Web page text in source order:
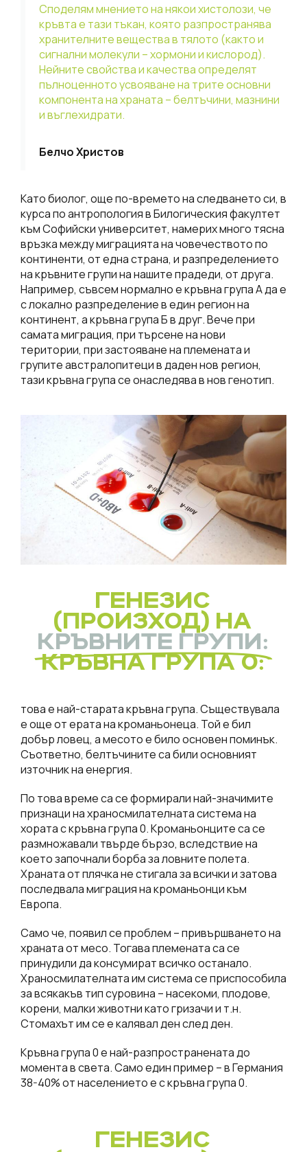
Споделям мнението на някои хистолози, че
кръвта е тази тъкан, която разпространява
хранителните вещества в тялото (както и
сигнални молекули – хормони и кислород).
Нейните свойства и качества определят
пълноценното усвояване на трите основни
компонента на храната – белтъчини, мазнини
и въглехидрати.
Белчо Христов
Като биолог, още по-времето на следването си, в
курса по антропология в Билогическия факултет
към Софийски университет, намерих много тясна
връзка между миграцията на човечеството по
континенти, от една страна, и разпределението
на кръвните групи на нашите прадеди, от друга.
Например, съвсем нормално е кръвна група А да е
с локално разпределение в един регион на
континент, а кръвна група Б в друг. Вече при
самата миграция, при търсене на нови
територии, при застояване на племената и
групите австралопитеци в даден нов регион,
тази кръвна група се онаследява в нов генотип.
ГЕНЕЗИС
(ПРОИЗХОД) НА
КРЪВНИТЕ ГРУПИ:
КРЪВНА ГРУПА 0:
това е най-старата кръвна група. Съществувала
е още от ерата на кроманьонеца. Той е бил
добър ловец, а месото е било основен поминък.
Съответно, белтъчините са били основният
източник на енергия.
По това време са се формирали най-значимите
признаци на храносмилателната система на
хората с кръвна група 0. Кроманьонците са се
размножавали твърде бързо, вследствие на
което започнали борба за ловните полета.
Храната от плячка не стигала за всички и затова
последвала миграция на кроманьонци към
Европа.
Само че, появил се проблем – привършването на
храната от месо. Тогава племената са се
принудили да консумират всичко останало.
Храносмилателната им система се приспособила
за всякакъв тип суровина – насекоми, плодове,
корени, малки животни като гризачи и т.н.
Стомахът им се е калявал ден след ден.
Кръвна група 0 е най-разпространената до
момента в света. Само един пример – в Германия
38-40% от населението е с кръвна група 0.
ГЕНЕЗИС